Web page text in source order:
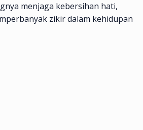
menjaga kebersihan hati,
zikir dalam kehidupan